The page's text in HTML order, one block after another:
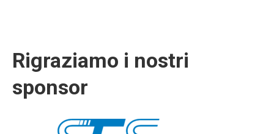
Rigraziamo i nostri
sponsor